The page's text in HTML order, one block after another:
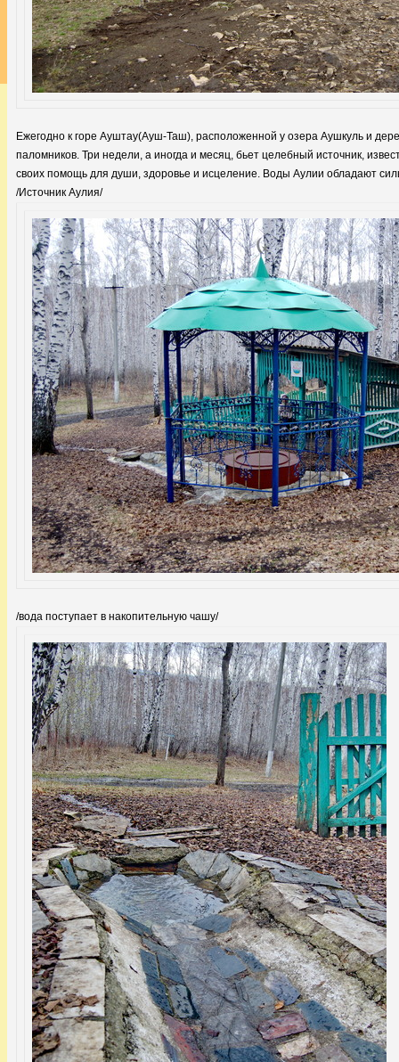
Ежегодно к горе Ауштау(Ауш-Таш), расположенной у озера Аушкуль и
паломников. Три недели, а иногда и месяц, бьет целебный источник,
своих помощь для души, здоровье и исцеление. Воды Аулии обладают
/Источник Аулия/
/вода поступает в накопительную чашу/